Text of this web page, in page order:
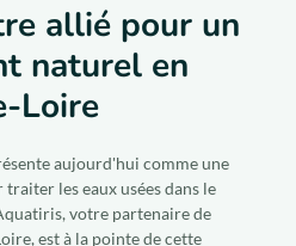
allié pour un
naturel en
Loire
aujourd'hui comme une
les eaux usées dans le
votre partenaire de
est à la pointe de cette